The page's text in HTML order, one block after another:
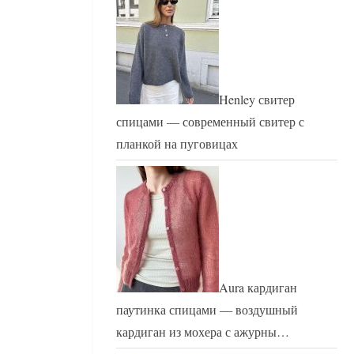
Henley свитер
спицами — современный свитер с
планкой на пуговицах
Aura кардиган
паутинка спицами — воздушный
кардиган из мохера с ажурны…